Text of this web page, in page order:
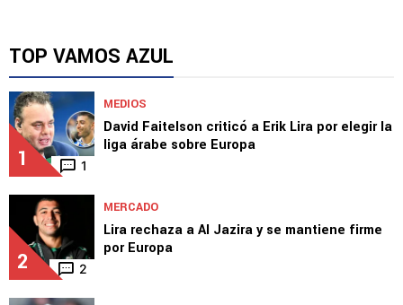
TOP VAMOS AZUL
1 1
MEDIOS
David Faitelson criticó a Erik Lira por elegir la
liga árabe sobre Europa
2 2
MERCADO
Lira rechaza a Al Jazira y se mantiene firme
por Europa